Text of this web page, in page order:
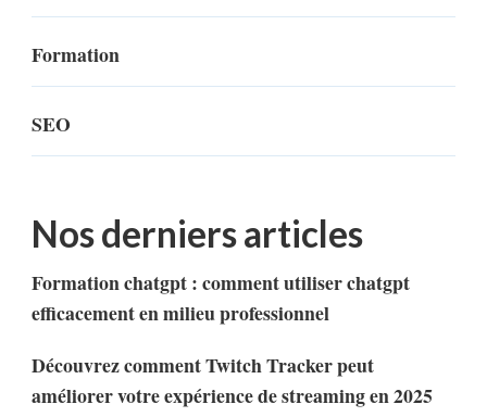
Formation
SEO
Nos derniers articles
Formation chatgpt : comment utiliser chatgpt
efficacement en milieu professionnel
Découvrez comment Twitch Tracker peut
améliorer votre expérience de streaming en 2025